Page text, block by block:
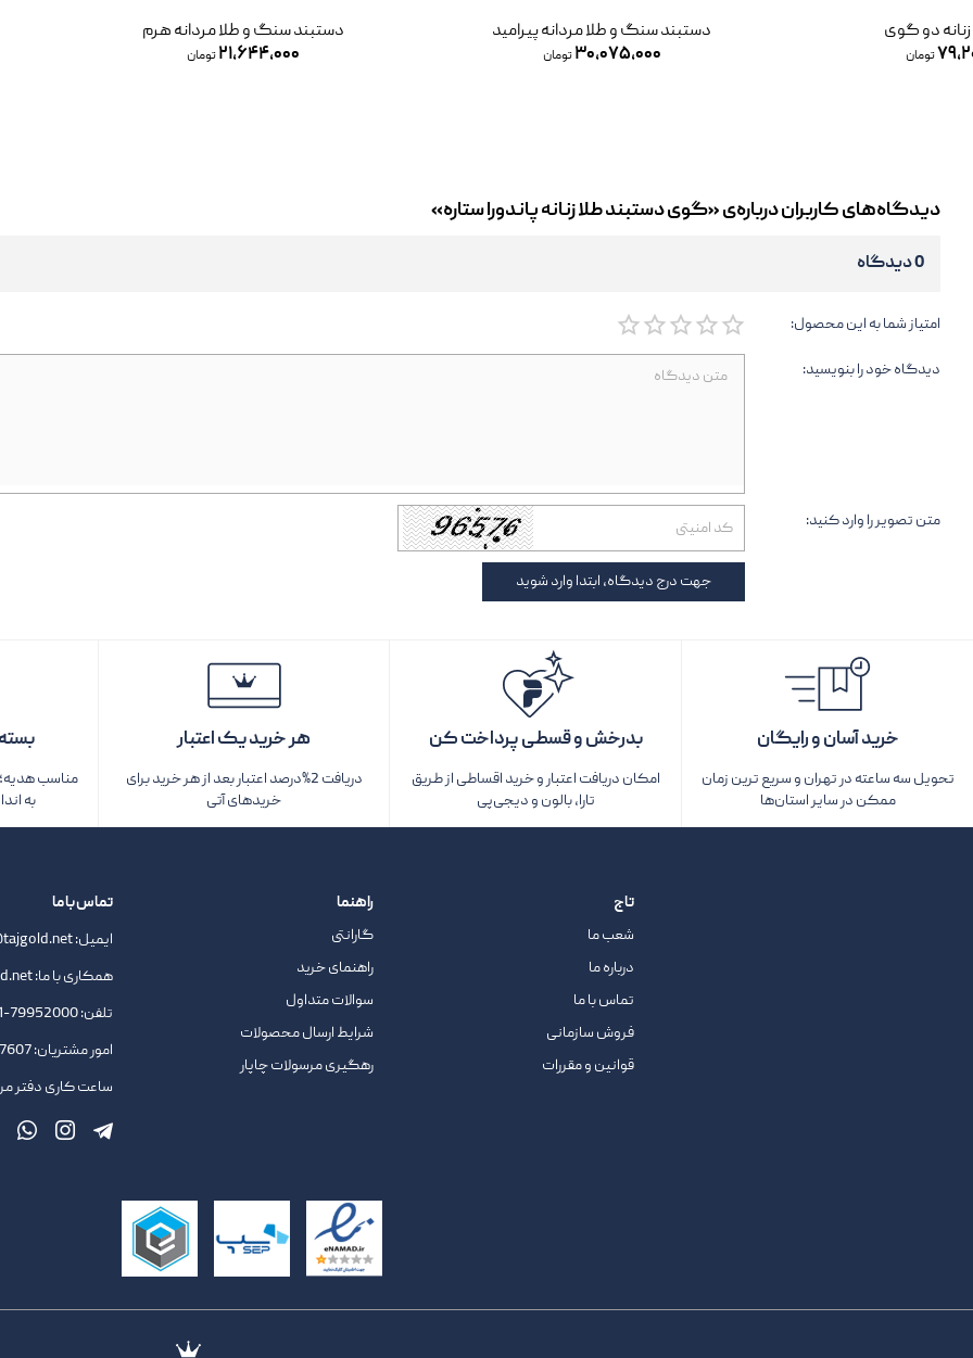
دو گوی
تومان
دستبند سنگ و طلا مردانه پیرامید
۳۰,۰۷۵,۰۰۰ تومان
دستبند سنگ و طلا مردانه هرم
۲۱,۶۴۴,۰۰۰تومان
دیدگاه‌های کاربران درباره‌ی «گوی دستبند طلا زنانه پاندورا ستاره»
0 دیدگاه
امتیاز شما به این محصول:
دیدگاه خود را بنویسید:
متن تصویر را وارد کنید:
جهت درج دیدگاه، ابتدا وارد شوید
خرید آسان و رایگان
تحویل سه ساعته در تهران و سریع ترین زمان
ممکن در سایر استان‌ها
بدرخش و قسطی پرداخت کن
امکان دریافت اعتبار و خرید اقساطی از طریق
تارا، بالون و دیجی‌پی
هر خرید یک اعتبار
دریافت 2%درصد اعتبار بعد از هر خرید برای
خریدهای آتی
مناسب
به
تاج
شعب ما
درباره ما
تماس با ما
فروش سازمانی
قوانین و مقررات
راهنما
گارانتی
راهنمای خرید
سوالات متداول
شرایط ارسال محصولات
رهگیری مرسولات چاپار
تماس با ما
ایمیل:
همکاری با ما:
تلفن:79952000-021
امور مشتریان:
ساعت کاری دفتر مرکزی : 9.45